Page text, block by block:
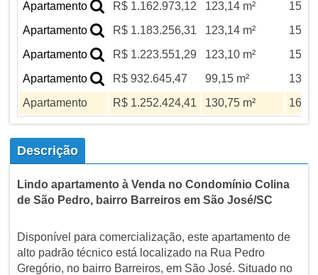
Apartamento
R$ 1.162.973,12 123,14 m²
Apartamento
R$ 1.183.256,31 123,14 m²
Apartamento
R$ 1.223.551,29 123,10 m²
Apartamento
R$ 932.645,47 99,15 m²
130
Apartamento
R$ 1.252.424,41 130,75 m²
Descrição
Lindo apartamento à Venda no Condomínio Colina
de São Pedro, bairro Barreiros em São José/SC
Disponível para comercialização, este apartamento de
alto padrão técnico está localizado na Rua Pedro
Gregório, no bairro Barreiros, em São José. Situado no